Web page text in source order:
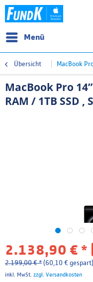
Menü
Übersicht MacBook
MacBook Pro 14”
RAM / 1TB SSD ,
2.138,90 € *
2.199,00 € *(60,10 € gespart)
inkl. MwSt. zzgl. Versandkosten